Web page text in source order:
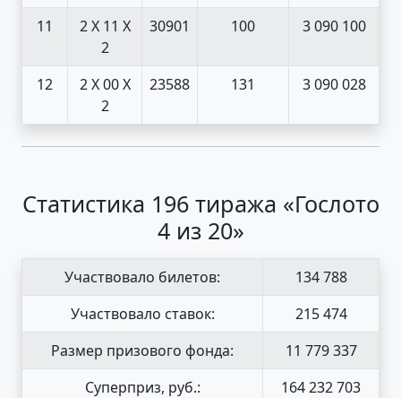
11
2 X 11 X
2
30901 100 3 090 100
12 2 X 00 X
2
23588 131 3 090 028
Статистика 196 тиража «Гослото
4 из 20»
Участвовало билетов:
134 788
Участвовало ставок:
215 474
Размер призового фонда:
11 779 337
Суперприз, руб.:
164 232 703